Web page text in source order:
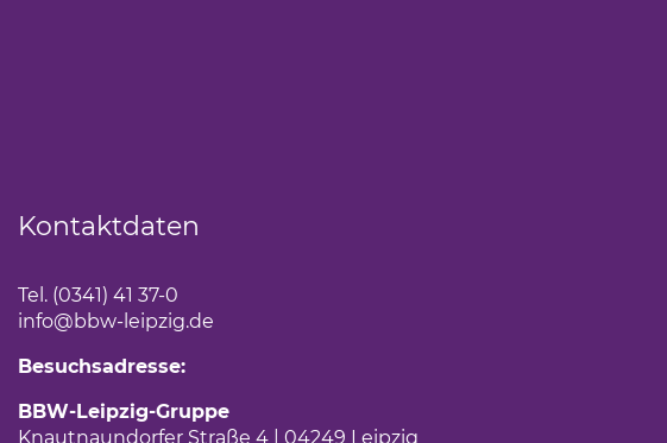
Kontaktdaten
Tel. (0341) 41 37-0
info@bbw-leipzig.de
Besuchsadresse:
BBW-Leipzig-Gruppe
Knautnaundorfer Straße 4 | 04249 Leipzig